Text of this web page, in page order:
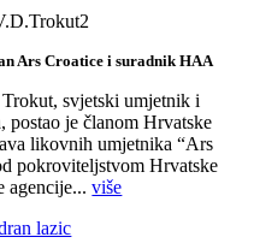
Ars Croatice i suradnik HAA
svjetski umjetnik i
postao je članom Hrvatske
likovnih umjetnika “Ars
pokroviteljstvom Hrvatske
agencije...više